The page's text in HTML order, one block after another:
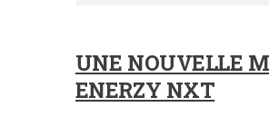
UNE NOUVELLE
ENERZY NXT